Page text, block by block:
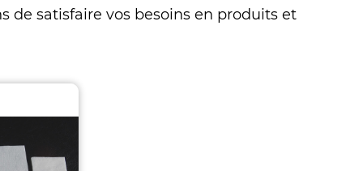
de satisfaire vos besoins en produits et